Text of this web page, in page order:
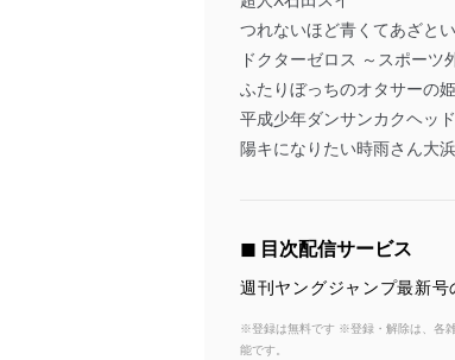
つれないほど青くてあざと
ドクターゼロス ～スポー
ふたりぼっちのオタサーの
平成少年ダンサンカクヘッド
陽キになりたい時雨さん大
◼︎ 目次配信サービス
週刊ヤングジャンプ最新
※登録は無料です ※登録・解除は、各
能です。